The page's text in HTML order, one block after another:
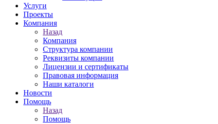
Услуги
Проекты
Компания
Назад
Компания
Структура компании
Реквизиты компании
Лицензии и сертификаты
Правовая информация
Наши каталоги
Новости
Помощь
Назад
Помощь